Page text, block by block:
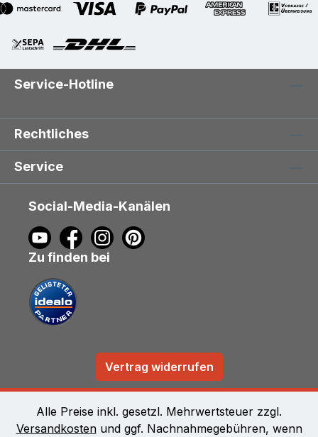
Service-Hotline
Rechtliches
Service
Social-Media-Kanälen
Zu finden bei
Vertrag widerrufen
Alle Preise inkl. gesetzl. Mehrwertsteuer zzgl.
Versandkostenund ggf. Nachnahmegebühren, wenn